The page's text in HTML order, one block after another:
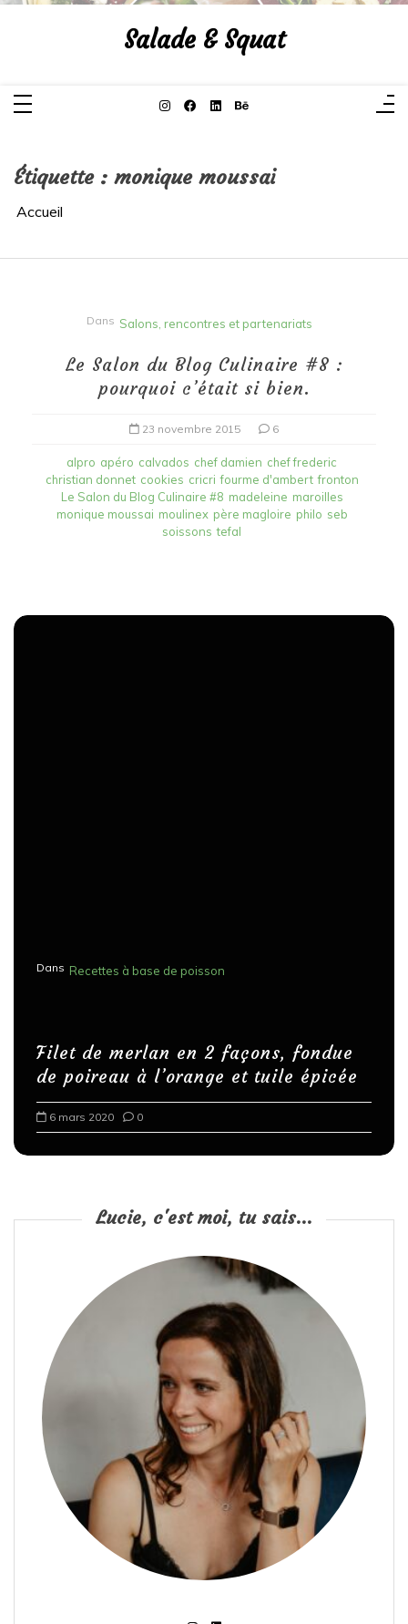
Aller
Salade & Squat
Étiquette : monique moussai
Accueil
Dans Salons, rencontres et partenariats
Le Salon du Blog Culinaire #8 :
pourquoi c’était si bien.
23 novembre 2015 6
alpro apéro calvados chef damien chef frederic
christian donnet cookies cricri fourme d'ambert fronton
Le Salon du Blog Culinaire #8 madeleine maroilles
monique moussai moulinex père magloire philo seb
soissons tefal
Dans Recettes à base de poisson
Filet de merlan en 2 façons, fondue
de poireau à l’orange et tuile épicée
6 mars 2020 0
Lucie, c'est moi, tu sais...